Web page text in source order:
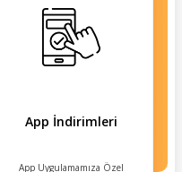
App İndirimleri
App Uygulamamıza Özel